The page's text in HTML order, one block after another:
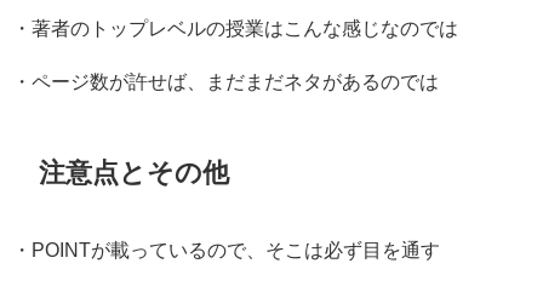
・著者のトップレベルの授業はこんな感じなのでは
・ページ数が許せば、まだまだネタがあるのでは
注意点とその他
・POINTが載っているので、そこは必ず目を通す